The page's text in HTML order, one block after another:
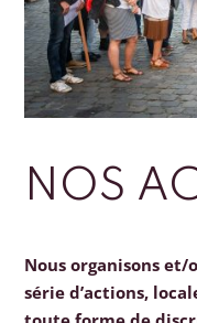
NOS
Nous organisons
série d’actions,